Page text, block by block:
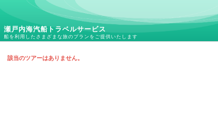
瀬戸内海汽船トラベルサービス
船を利用したさまざまな旅のプランをご提供いたします